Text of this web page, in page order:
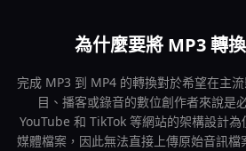
為什麼要將 MP3 轉
完成 MP3 到 MP4 的轉換對於希望在主
目、播客或錄音的數位創作者來說是
YouTube 和 TikTok 等網站的架構設計
媒體檔案，因此無法直接上傳原始音訊